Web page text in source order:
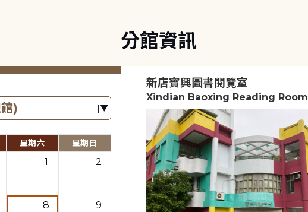
星期六 星期日
1 2
8 9
分館資訊
新店寶興圖書閱覽室
Xindian Baoxing Reading Room